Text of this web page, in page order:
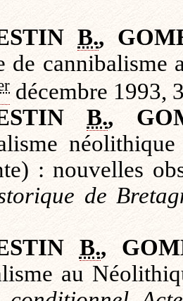
B.,
de cannibalisme
décembre 1993,
B.,
: nouvelles
de
B.,
au